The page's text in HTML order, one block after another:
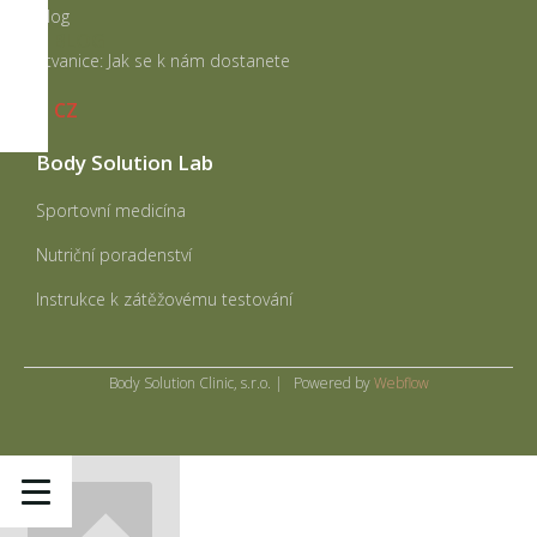
Blog
Štvanice: Jak se k nám dostanete
Body Solution Lab
Sportovní medicína
Nutriční poradenství
Instrukce k zátěžovému testování
Body Solution Clinic, s.r.o. | Powered byWebflow
CZ